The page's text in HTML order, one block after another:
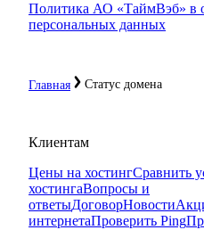
Главная Статус домена
Политика АО «ТаймВэб» в
персональных данных
Клиентам
Цены на хостингСравнить
хостингаВопросы и
ответыДоговорНовости
интернетаПроверить Ping